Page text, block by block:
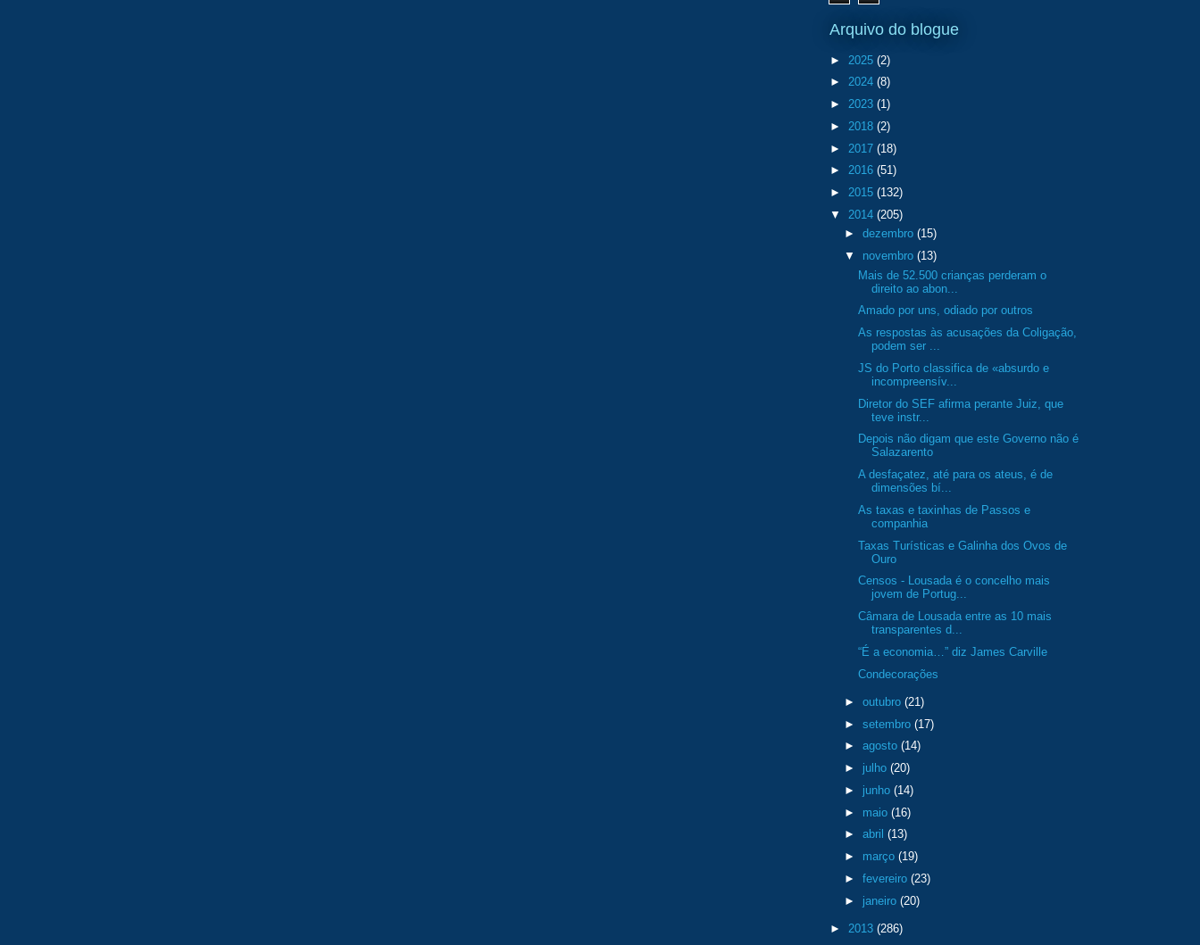
Arquivo do blogue
► 2025 (2)
► 2024 (8)
► 2023 (1)
► 2018 (2)
► 2017 (18)
► 2016 (51)
► 2015 (132)
▼ 2014 (205)
► dezembro (15)
▼ novembro (13)
Mais de 52.500 crianças perderam o
direito ao abon...
Amado por uns, odiado por outros
As respostas às acusações da Coligação,
podem ser ...
JS do Porto classifica de «absurdo e
incompreensív...
Diretor do SEF afirma perante Juiz, que
teve instr...
Depois não digam que este Governo não é
Salazarento
A desfaçatez, até para os ateus, é de
dimensões bí...
As taxas e taxinhas de Passos e
companhia
Taxas Turísticas e Galinha dos Ovos de
Ouro
Censos - Lousada é o concelho mais
jovem de Portug...
Câmara de Lousada entre as 10 mais
transparentes d...
“É a economia…” diz James Carville
Condecorações
► outubro (21)
► setembro (17)
► agosto (14)
► julho (20)
► junho (14)
► maio (16)
► abril (13)
► março (19)
► fevereiro (23)
► janeiro (20)
► 2013 (286)